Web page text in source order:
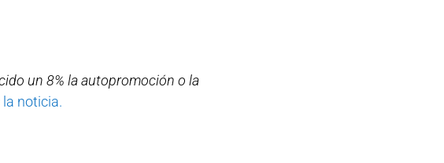
un 8% la autopromoción o la
la noticia.